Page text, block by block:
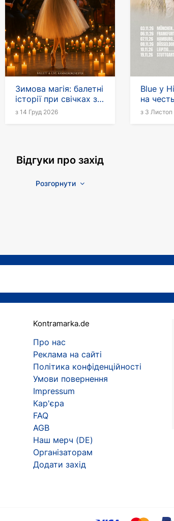
Зимова магія: балетні
історії при свічках з
живим камерним
з 14 Груд 2026
Blue у
на
з 3
Відгуки про захід
Розгорнути
Kontramarka.de
Про нас
Реклама на сайті
Політика конфіденційності
Умови повернення
Impressum
Кар'єра
FAQ
AGB
Наш мерч (DE)
Організаторам
Додати захід